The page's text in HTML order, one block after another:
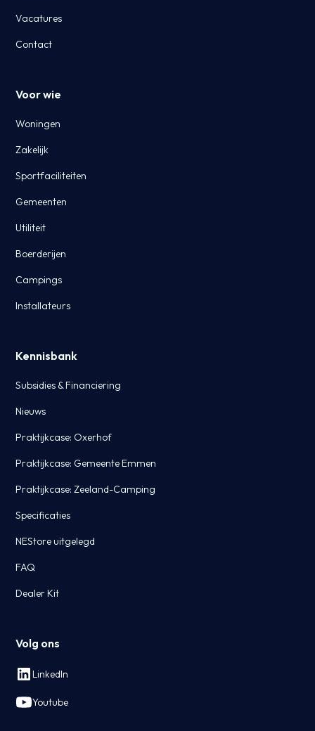
Vacatures
Contact
Voor wie
Woningen
Zakelijk
Sportfaciliteiten
Gemeenten
Utiliteit
Boerderijen
Campings
Installateurs
Kennisbank
Subsidies & Financiering
Nieuws
Praktijkcase: Oxerhof
Praktijkcase: Gemeente Emmen
Praktijkcase: Zeeland-Camping
Specificaties
NEStore uitgelegd
FAQ
Dealer Kit
Volg ons
LinkedIn
Youtube